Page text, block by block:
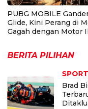
PUBG MOBILE
Glide, Kini Perang di
Gagah dengan Motor
BERITA PILIHAN
SPORT
Brad